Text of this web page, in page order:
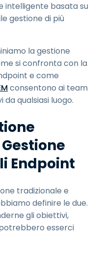
intelligente basata su
gestione di più
la gestione
si confronta con la
e come
consentono ai team
da qualsiasi luogo.
Endpoint
tradizionale e
definire le due.
gli obiettivi,
esserci